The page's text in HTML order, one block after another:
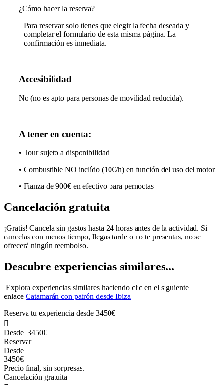
¿Cómo hacer la reserva?
Para reservar solo tienes que elegir la fecha deseada y
completar el formulario de esta misma página. La
confirmación es inmediata.
Accesibilidad
No (no es apto para personas de movilidad reducida).
A tener en cuenta:
• Tour sujeto a disponibilidad
• Combustible NO inclído (10€/h) en función del uso del motor
• Fianza de 900€ en efectivo para pernoctas
Cancelación gratuita
¡Gratis! Cancela sin gastos hasta 24 horas antes de la actividad. Si
cancelas con menos tiempo, llegas tarde o no te presentas, no se
ofrecerá ningún reembolso.
Descubre experiencias similares...
Explora experiencias similares haciendo clic en el siguiente
enlace Catamarán con patrón desde Ibiza
Reserva tu experiencia desde 3450€

Desde 3450€
Reservar
Desde
3450€
Precio final, sin sorpresas.
Cancelación gratuita